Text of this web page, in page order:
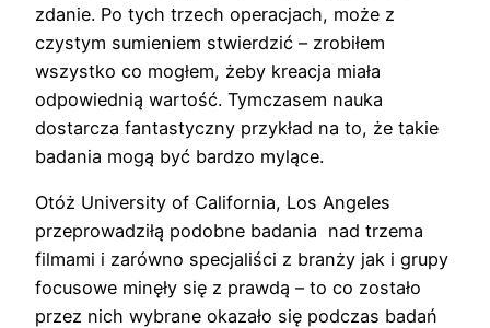
zdanie. Po tych trzech operacjach, może z
czystym sumieniem stwierdzić – zrobiłem
wszystko co mogłem, żeby kreacja miała
odpowiednią wartość. Tymczasem nauka
dostarcza fantastyczny przykład na to, że takie
badania mogą być bardzo mylące.
Otóż University of California, Los Angeles
przeprowadziłą podobne badania nad trzema
filmami i zarówno specjaliści z branży jak i grupy
focusowe minęły się z prawdą – to co zostało
przez nich wybrane okazało się podczas badań